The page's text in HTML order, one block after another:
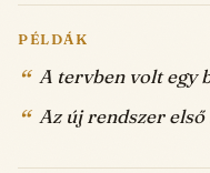
PÉLDÁK
A tervben volt egy
Az új rendszer